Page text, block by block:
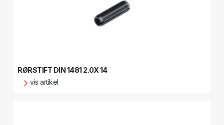
RØRSTIFT DIN 1481 2.0X 14
vis artikel